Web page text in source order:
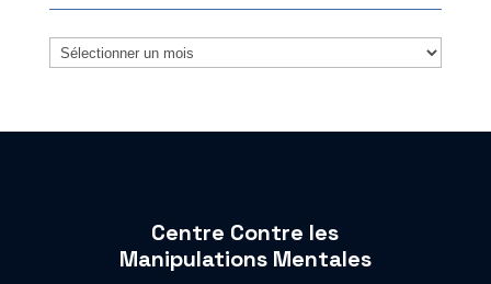
Archives
Centre Contre les
Manipulations Mentales